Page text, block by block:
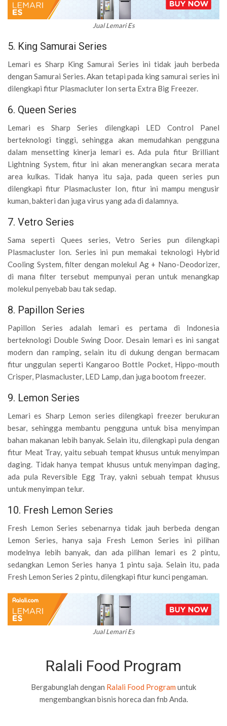
Jual Lemari Es
5. King Samurai Series
Lemari es Sharp King Samurai Series ini tidak jauh berbeda
dengan Samurai Series. Akan tetapi pada king samurai series ini
dilengkapi fitur Plasmacluter Ion serta Extra Big Freezer.
6. Queen Series
Lemari es Sharp Series dilengkapi LED Control Panel
berteknologi tinggi, sehingga akan memudahkan pengguna
dalam mensetting kinerja lemari es. Ada pula fitur Brilliant
Lightning System, fitur ini akan menerangkan secara merata
area kulkas. Tidak hanya itu saja, pada queen series pun
dilengkapi fitur Plasmacluster Ion, fitur ini mampu mengusir
kuman, bakteri dan juga virus yang ada di dalamnya.
7. Vetro Series
Sama seperti Quees series, Vetro Series pun dilengkapi
Plasmacluster Ion. Series ini pun memakai teknologi Hybrid
Cooling System, filter dengan molekul Ag + Nano-Deodorizer,
di mana filter tersebut mempunyai peran untuk menangkap
molekul penyebab bau tak sedap.
8. Papillon Series
Papillon Series adalah lemari es pertama di Indonesia
berteknologi Double Swing Door. Desain lemari es ini sangat
modern dan ramping, selain itu di dukung dengan bermacam
fitur unggulan seperti Kangaroo Bottle Pocket, Hippo-mouth
Crisper, Plasmacluster, LED Lamp, dan juga bootom freezer.
9. Lemon Series
Lemari es Sharp Lemon series dilengkapi freezer berukuran
besar, sehingga membantu pengguna untuk bisa menyimpan
bahan makanan lebih banyak. Selain itu, dilengkapi pula dengan
fitur Meat Tray, yaitu sebuah tempat khusus untuk menyimpan
daging. Tidak hanya tempat khusus untuk menyimpan daging,
ada pula Reversible Egg Tray, yakni sebuah tempat khusus
untuk menyimpan telur.
10. Fresh Lemon Series
Fresh Lemon Series sebenarnya tidak jauh berbeda dengan
Lemon Series, hanya saja Fresh Lemon Series ini pilihan
modelnya lebih banyak, dan ada pilihan lemari es 2 pintu,
sedangkan Lemon Series hanya 1 pintu saja. Selain itu, pada
Fresh Lemon Series 2 pintu, dilengkapi fitur kunci pengaman.
Jual Lemari Es
Ralali Food Program
Bergabunglah dengan Ralali Food Program untuk
mengembangkan bisnis horeca dan fnb Anda.